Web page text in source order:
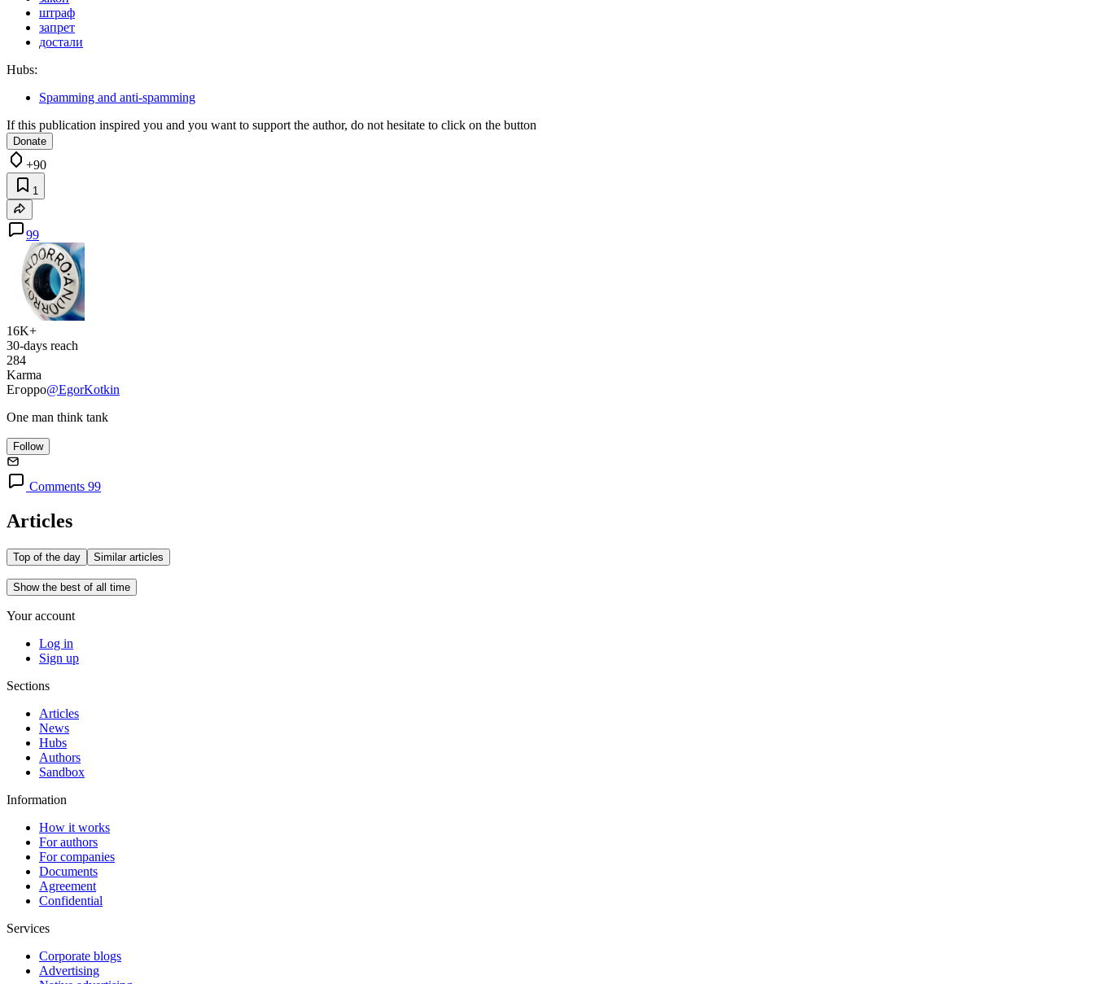
штраф
запрет
достали
Hubs:
Spamming and anti-spamming
If this publication inspired you and you want to support the author, do not hesitate to click on the button
Donate
+90
1
99
16K+
30-days reach
284
Karma
Егорро@EgorKotkin
One man think tank
Follow
Comments 99
Articles
Top of the day Similar articles
Show the best of all time
Your account
Log in
Sign up
Sections
Articles
News
Hubs
Authors
Sandbox
Information
How it works
For authors
For companies
Documents
Agreement
Confidential
Services
Corporate blogs
Advertising